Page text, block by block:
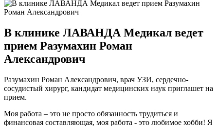
В клинике ЛАВАНДА Медикал ведет
прием Разумахин Роман
Александрович
Разумахин Роман Александрович, врач УЗИ, сердечно-
сосудистый хирург, кандидат медицинских наук приглашет на
прием.
Моя работа – это не просто обязанность трудиться и
финансовая составляющая, моя работа - это любимое хобби! Я